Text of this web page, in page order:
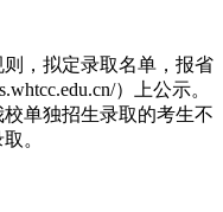
则，拟定录取名单，报省
）上公示。
单独招生录取的考生不
。